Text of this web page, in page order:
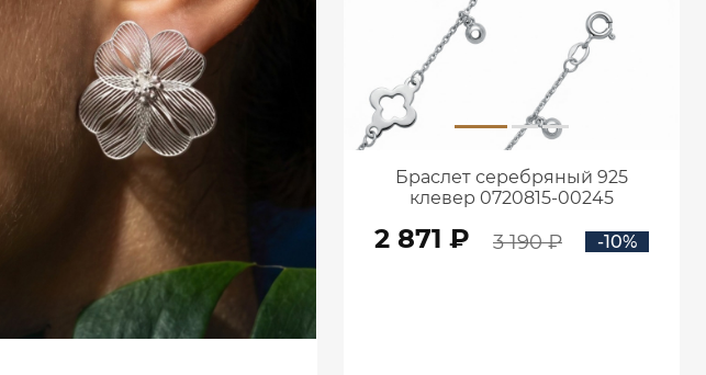
Браслет серебряный 925
клевер 0720815-00245
2 871 ₽ 3 190 ₽ -10%